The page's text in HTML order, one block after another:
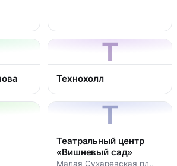
Т
Технохолл
Т
Театральный центр
«Вишневый сад»
Малая Сухаревская пл.,